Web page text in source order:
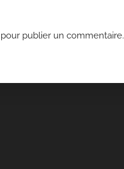
pour publier un commentaire.